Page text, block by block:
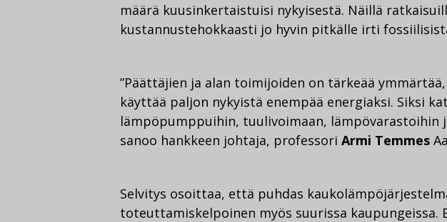
määrä kuusinkertaistuisi nykyisestä. Näillä
kustannustehokkaasti jo hyvin pitkälle irti
”Päättäjien ja alan toimijoiden on tärkeää
käyttää paljon nykyistä enempää energiaksi. Siksi
lämpöpumppuihin, tuulivoimaan, lämpövarastoihin
sanoo hankkeen johtaja, professori Armi Temmes
Selvitys osoittaa, että puhdas
toteuttamiskelpoinen myös suurissa kaupungeissa.